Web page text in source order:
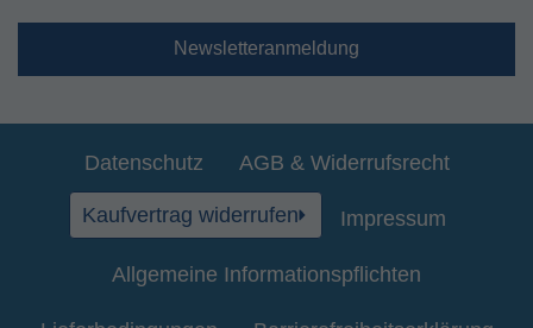
Newsletteranmeldung
Datenschutz AGB & Widerrufsrecht
Kaufvertrag widerrufen Impressum
Allgemeine Informationspflichten